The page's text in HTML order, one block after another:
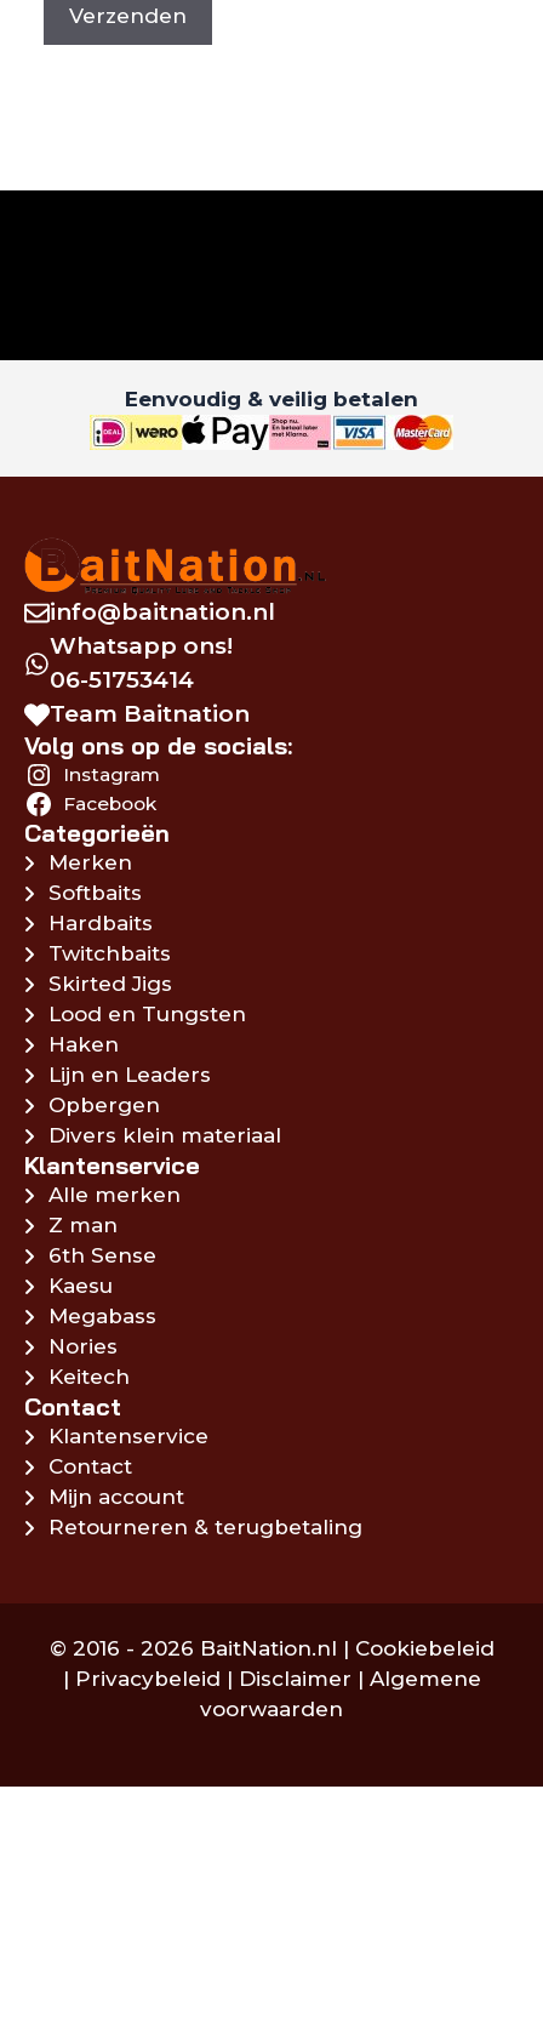
Eenvoudig & veilig betalen
info@baitnation.nl
Whatsapp ons!
06-51753414
Team Baitnation
Volg ons op de socials:
Instagram
Facebook
Categorieën
Merken
Softbaits
Hardbaits
Twitchbaits
Skirted Jigs
Lood en Tungsten
Haken
Lijn en Leaders
Opbergen
Divers klein materiaal
Klantenservice
Alle merken
Z man
6th Sense
Kaesu
Megabass
Nories
Keitech
Contact
Klantenservice
Contact
Mijn account
Retourneren & terugbetaling
© 2016 - 2026 BaitNation.nl | Cookiebeleid
| Privacybeleid | Disclaimer | Algemene
voorwaarden